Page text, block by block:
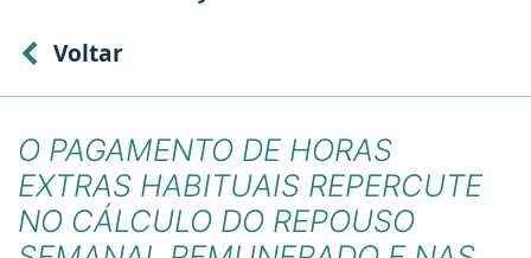
Voltar
O PAGAMENTO DE HORAS
EXTRAS HABITUAIS REPERCUTE
NO CÁLCULO DO REPOUSO